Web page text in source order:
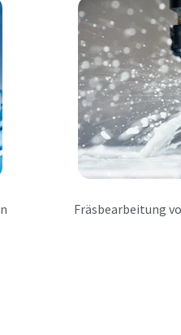
Fräsbearbeitung